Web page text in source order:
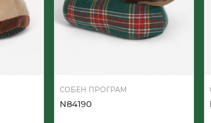
СОБЕН ПРОГРАМ
N84190